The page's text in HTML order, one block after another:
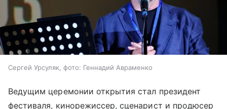
Сергей Урсуляк, фото: Геннадий Авраменко
Ведущим церемонии открытия стал президент
фестиваля, кинорежиссер, сценарист и продюсер